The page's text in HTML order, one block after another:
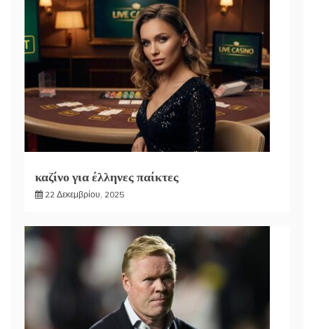
καζίνο για έλληνες παίκτες
22 Δεκεμβρίου, 2025